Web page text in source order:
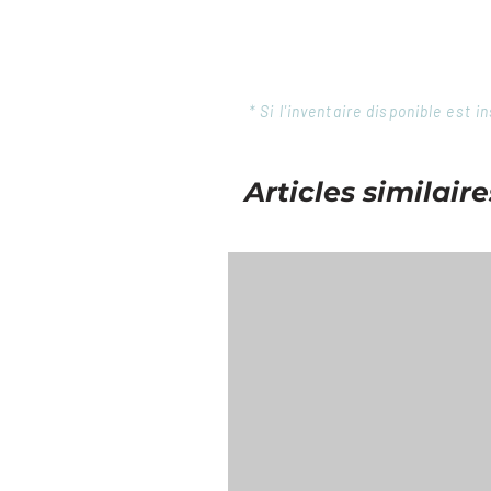
* Si l'inventaire disponible est
Articles